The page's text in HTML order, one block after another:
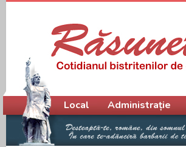
Meniu principal
Local Administrație